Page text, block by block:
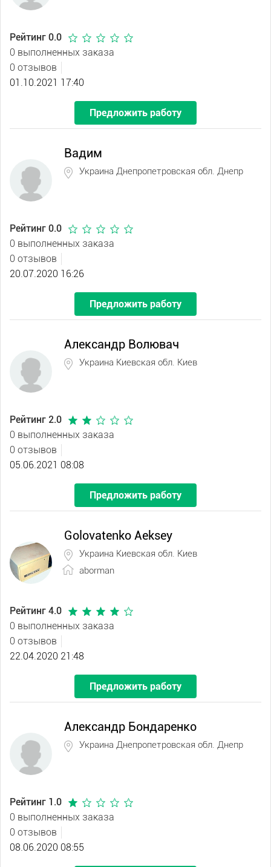
Рейтинг 0.0
0 выполненных заказа
0 отзывов
01.10.2021 17:40
Предложить работу
Вадим
Украина Днепропетровская обл. Днепр
Рейтинг 0.0
0 выполненных заказа
0 отзывов
20.07.2020 16:26
Предложить работу
Александр Волювач
Украина Киевская обл. Киев
Рейтинг 2.0
0 выполненных заказа
0 отзывов
05.06.2021 08:08
Предложить работу
Golovatenko Aeksey
Украина Киевская обл. Киев
aborman
Рейтинг 4.0
0 выполненных заказа
0 отзывов
22.04.2020 21:48
Предложить работу
Александр Бондаренко
Украина Днепропетровская обл. Днепр
Рейтинг 1.0
0 выполненных заказа
0 отзывов
08.06.2020 08:55